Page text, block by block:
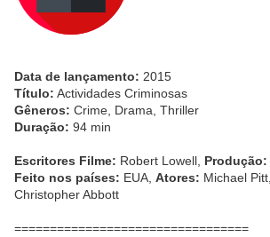
Data de lançamento: 2015
Título: Actividades Criminosas
Gêneros: Crime, Drama, Thriller
Duração: 94 min
Escritores Filme: Robert Lowell, Produção:
Feito nos países: EUA, Atores: Michael
Christopher Abbott
=================================